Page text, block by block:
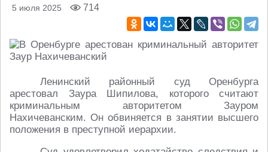
5 июля 2025 714
Ленинский районный суд Оренбурга
арестовал Заура Шипилова, которого считают
криминальным авторитетом Зауром
Нахичеванским. Он обвиняется в занятии высшего
положения в преступной иерархии.